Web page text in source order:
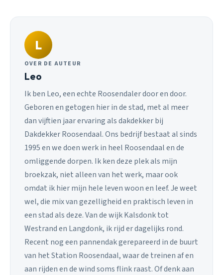
L
OVER DE AUTEUR
Leo
Ik ben Leo, een echte Roosendaler door en door.
Geboren en getogen hier in de stad, met al meer
dan vijftien jaar ervaring als dakdekker bij
Dakdekker Roosendaal. Ons bedrijf bestaat al sinds
1995 en we doen werk in heel Roosendaal en de
omliggende dorpen. Ik ken deze plek als mijn
broekzak, niet alleen van het werk, maar ook
omdat ik hier mijn hele leven woon en leef. Je weet
wel, die mix van gezelligheid en praktisch leven in
een stad als deze. Van de wijk Kalsdonk tot
Westrand en Langdonk, ik rijd er dagelijks rond.
Recent nog een pannendak gerepareerd in de buurt
van het Station Roosendaal, waar de treinen af en
aan rijden en de wind soms flink raast. Of denk aan